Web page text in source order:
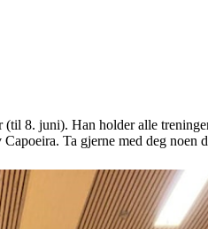
8. juni). Han holder alle
Ta gjerne med deg noen